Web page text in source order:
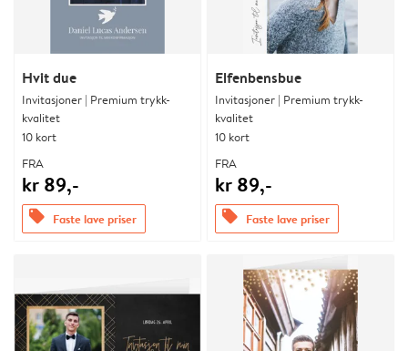
Hvit due
Invitasjoner | Premium trykk-
kvalitet
10 kort
FRA
kr 89,-
offers Faste lave priser
Elfenbensbue
Invitasjoner | Premium trykk-
kvalitet
10 kort
FRA
kr 89,-
offers Faste lave priser